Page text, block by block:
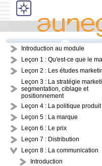
Introduction au module
Leçon 1 : Qu'est-ce que le
Leçon 2 : Les études
Leçon 3 : La stratégie
segmentation, ciblage et
positionnement
Leçon 4 : La politique produit
Leçon 5 : La marque
Leçon 6 : Le prix
Leçon 7 : Distribution
Leçon 8 : La communication
Introduction